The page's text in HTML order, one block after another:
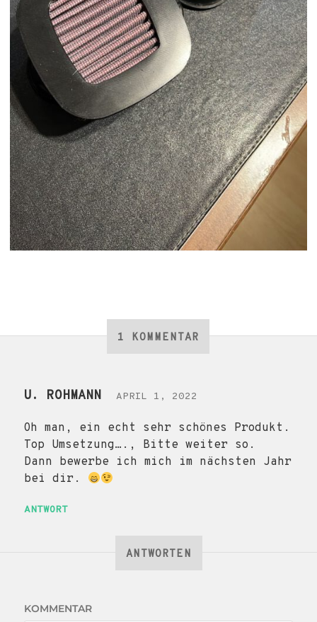
1 KOMMENTAR
U. ROHMANN APRIL 1, 2022
Oh man, ein echt sehr schönes Produkt.
Top Umsetzung…., Bitte weiter so.
Dann bewerbe ich mich im nächsten Jahr
bei dir.
ANTWORT
ANTWORTEN
KOMMENTAR